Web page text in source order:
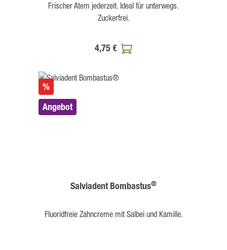
Frischer Atem jederzeit. Ideal für unterwegs.
Zuckerfrei.
4,75 €
%
Angebot
Salviadent Bombastus®
Fluoridfreie Zahncreme mit Salbei und Kamille.